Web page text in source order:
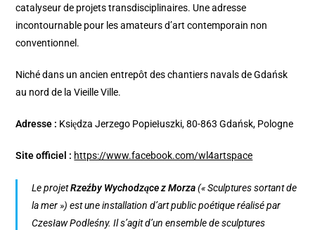
catalyseur de projets transdisciplinaires. Une adresse
incontournable pour les amateurs d’art contemporain non
conventionnel.
Niché dans un ancien entrepôt des chantiers navals de Gdańsk
au nord de la Vieille Ville.
Adresse : Księdza Jerzego Popiełuszki, 80-863 Gdańsk, Pologne
Site officiel : https://www.facebook.com/wl4artspace
Le projetRzeźby Wychodzące z Morza(« Sculptures sortant de
la mer ») est une installation d’art public poétique réalisé par
Czesław Podleśny. Il s’agit d’un ensemble de sculptures